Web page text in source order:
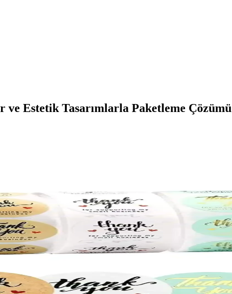
ve Estetik Tasarımlarla Paketleme Çözümü